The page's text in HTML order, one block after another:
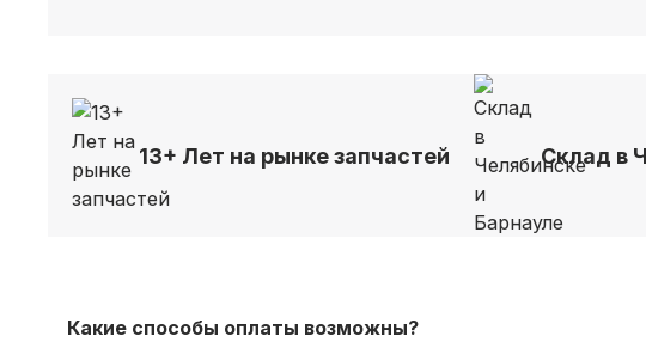
13+ Лет на рынке запчастей Склад в
Какие способы оплаты возможны?